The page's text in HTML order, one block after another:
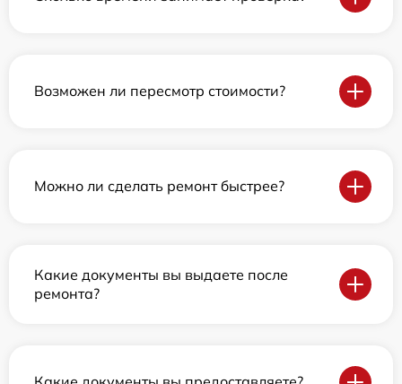
Возможен ли пересмотр стоимости?
Можно ли сделать ремонт быстрее?
Какие документы вы выдаете после
ремонта?